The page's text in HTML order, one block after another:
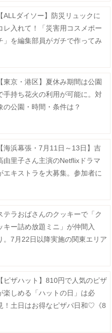
【ALLダイソー】防災リュックに
レ入れて！「災害用コスメポー
」を編集部員がガチで作ってみ
【東京・港区】夏休み期間は公園
手持ち花火の利用が可能に。対
の公園・時間・条件は？
【海浜幕張・7月11日～13日】吉
由里子さん主演のNetflixドラマ
エキストラを大募集。参加者に
テラおばさんのクッキーで「ク
キー詰め放題ミニ」が仲間入
。7月22日以降実施の関東エリア
【ピザハット】810円で人気のピザ
楽しめる「ハットの日」は必
！土日はお得なピザパ日和♡《8